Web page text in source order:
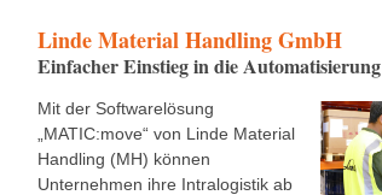
Linde Material Handling GmbH
Einfacher Einstieg in die Automatisierung
Mit der Softwarelösung
„MATIC:move“ von Linde Material
Handling (MH) können
Unternehmen ihre Intralogistik ab